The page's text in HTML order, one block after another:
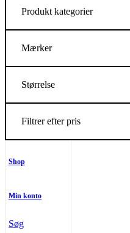
Produkt kategorier
Mærker
Størrelse
Filtrer efter pris
Shop
Min konto
Søg